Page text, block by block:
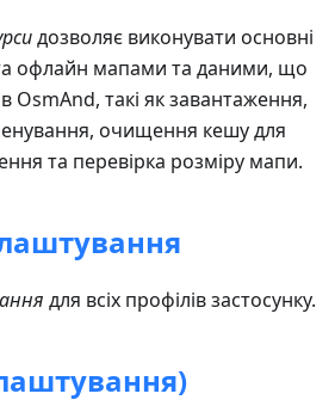
дозволяє виконувати основні
офлайн мапами та даними, що
OsmAnd, такі як завантаження,
очищення кешу для
та перевірка розміру мапи.
для всіх профілів застосунку.